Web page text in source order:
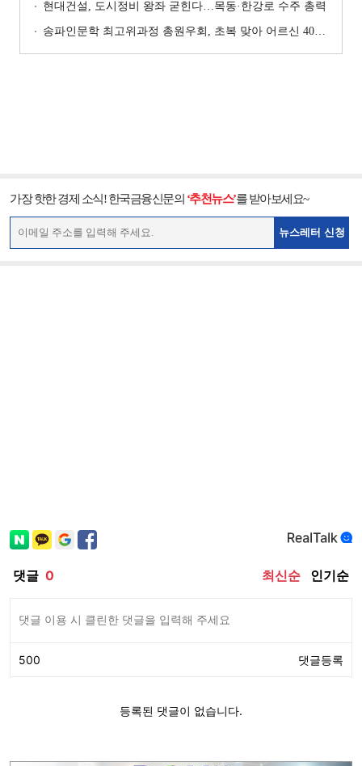
현대건설, 도시정비 왕좌 굳힌다…목동·한강로 수주 총력
송파인문학 최고위과정 총원우회, 초복 맞아 어르신 400명에 삼계탕 나눔
가장 핫한 경제 소식! 한국금융신문의 ‘추천뉴스’를 받아보세요~
뉴스레터 신청